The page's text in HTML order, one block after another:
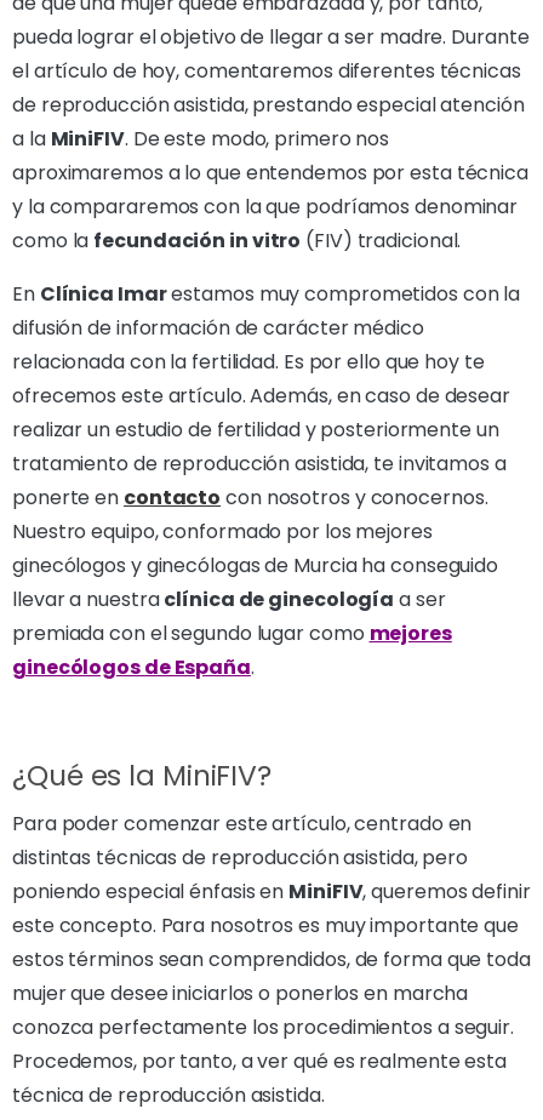
pueda lograr el objetivo de llegar a ser madre. Durante
el artículo de hoy, comentaremos diferentes técnicas
de reproducción asistida, prestando especial atención
a la MiniFIV. De este modo, primero nos
aproximaremos a lo que entendemos por esta técnica
y la compararemos con la que podríamos denominar
como la fecundación in vitro (FIV) tradicional.
En Clínica Imarestamos muy comprometidos con la
difusión de información de carácter médico
relacionada con la fertilidad. Es por ello que hoy te
ofrecemos este artículo. Además, en caso de desear
realizar un estudio de fertilidad y posteriormente un
tratamiento de reproducción asistida, te invitamos a
ponerte en contacto con nosotros y conocernos.
Nuestro equipo, conformado por los mejores
ginecólogos y ginecólogas de Murcia ha conseguido
llevar a nuestraclínica de ginecología a ser
premiada con el segundo lugar como mejores
ginecólogos de España.
¿Qué es la MiniFIV?
Para poder comenzar este artículo, centrado en
distintas técnicas de reproducción asistida, pero
poniendo especial énfasis en MiniFIV, queremos definir
este concepto. Para nosotros es muy importante que
estos términos sean comprendidos, de forma que toda
mujer que desee iniciarlos o ponerlos en marcha
conozca perfectamente los procedimientos a seguir.
Procedemos, por tanto, a ver qué es realmente esta
técnica de reproducción asistida.